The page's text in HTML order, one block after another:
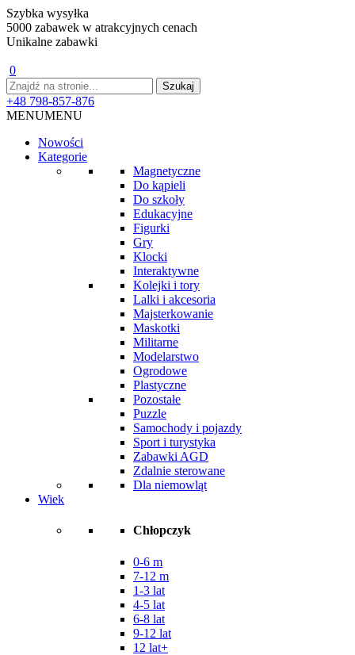
Szybka wysyłka
5000 zabawek w atrakcyjnych cenach
Unikalne zabawki
0
+48 798-857-876
MENUMENU
Nowości
Kategorie
Magnetyczne
Do kąpieli
Do szkoły
Edukacyjne
Figurki
Gry
Klocki
Interaktywne
Kolejki i tory
Lalki i akcesoria
Majsterkowanie
Maskotki
Militarne
Modelarstwo
Ogrodowe
Plastyczne
Pozostałe
Puzzle
Samochody i pojazdy
Sport i turystyka
Zabawki AGD
Zdalnie sterowane
Dla niemowląt
Wiek
Chłopczyk
0-6 m
7-12 m
1-3 lat
4-5 lat
6-8 lat
9-12 lat
12 lat+